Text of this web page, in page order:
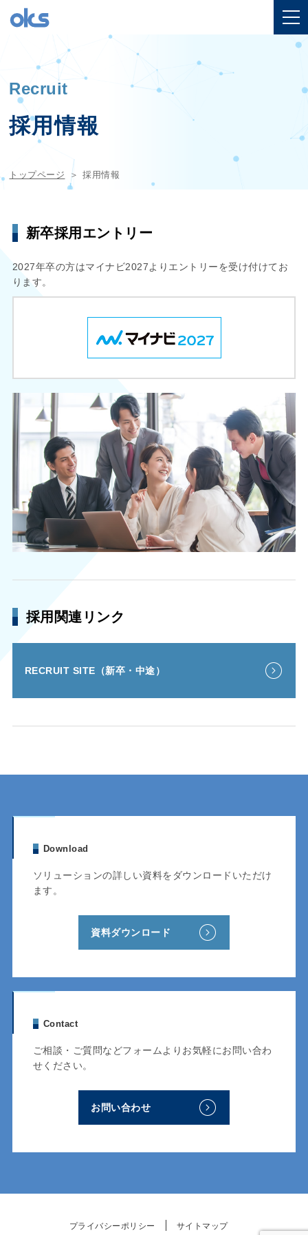
Recruit
採用情報
トップページ 採用情報
新卒採用エントリー
2027年卒の方はマイナビ2027よりエントリーを受け付けてお
ります。
採用関連リンク
RECRUIT SITE（新卒・中途）
Download
ソリューションの詳しい資料をダウンロードいただけ
ます。
資料ダウンロード
Contact
ご相談・ご質問などフォームよりお気軽にお問い合わ
せください。
お問い合わせ
プライバシーポリシー サイトマップ